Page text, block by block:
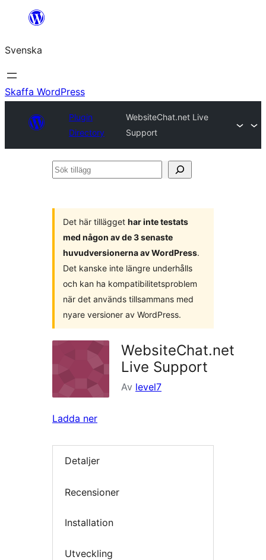
Hoppa
innehåll
Svenska
Skaffa WordPress
Plugin
Directory
WebsiteChat.net Live
Support
Sök
Det här tillägget har inte testats
med någon av de 3 senaste
huvudversionerna av WordPress.
Det kanske inte längre underhålls
och kan ha kompatibilitetsproblem
när det används tillsammans med
nyare versioner av WordPress.
WebsiteChat.net
Live Support
Av level7
Ladda ner
Detaljer
Recensioner
Installation
Utveckling